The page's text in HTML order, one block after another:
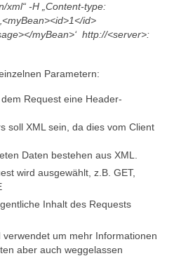
xml“ -H „Content-type:
id>
myBean>‘ http://<server>:
Parametern:
Request eine Header-
soll XML sein, da dies vom Client
Daten bestehen aus XML.
wird ausgewählt, z.B. GET,
Inhalt des Requests
um mehr Informationen
aber auch weggelassen